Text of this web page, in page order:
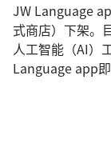
JW Language
式商店）下架。
⼈⼯智能（AI）
Language app即